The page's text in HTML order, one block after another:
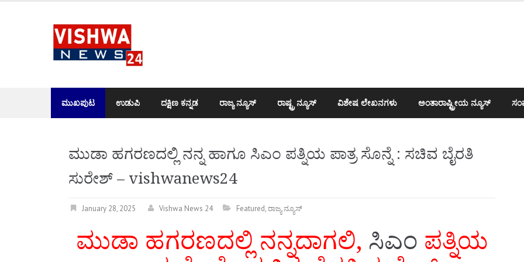
ಮುಖಪುಟ ಉಡುಪಿ ದಕ್ಷಿಣ ಕನ್ನಡ ರಾಜ್ಯ ನ್ಯೂಸ್ ರಾಷ್ಟ್ರ ನ್ಯೂಸ್ ವಿಶೇಷ ಲೇಖನಗಳು ಅಂತಾರಾಷ್ಟ್ರೀಯ ನ್ಯೂಸ್
ಮುಡಾ ಹಗರಣದಲ್ಲಿ ನನ್ನ ಹಾಗೂ ಸಿಎಂ ಪತ್ನಿಯ ಪಾತ್ರ ಸೊನ್ನೆ : ಸಚಿವ ಬೈರತಿ
ಸುರೇಶ್ – vishwanews24
January 28, 2025 Vishwa News 24 Featured,ರಾಜ್ಯ ನ್ಯೂಸ್
ಮುಡಾ ಹಗರಣದಲ್ಲಿ ನನ್ನದಾಗಲಿ, ಸಿಎಂ ಪತ್ನಿಯ